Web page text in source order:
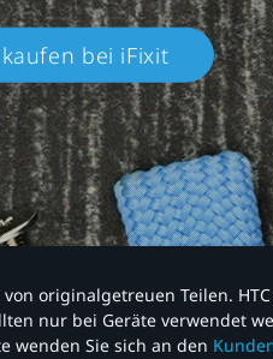
kaufen bei iFixit​
originalgetreuen Teilen.
nur bei Geräte verwendet
wenden Sie sich an den